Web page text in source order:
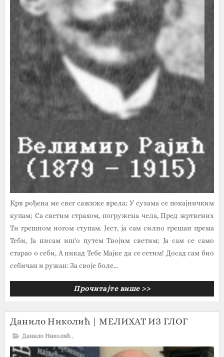
Крв рођена ме свег сажиже врела; У сузама се покајничким
купам; Са светим страхом, погружена чела, Пред жртвених
Ти грешном ногом ступам. Јест, ја сам силно грешан према
Теби, Ја нисам иш'о путем Твојим светим; Ја сам се само
старао о себи, А никад Тебе Мајке да се сетим! Досад сам био
себичан и ружан: За своје боле...
Прочитајте више >>
Данило Николић | МЕЛИХАТ ИЗ ГЛОГ
Данило Николић ,